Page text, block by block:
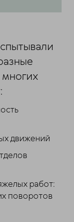
движений
работ:
поворотов